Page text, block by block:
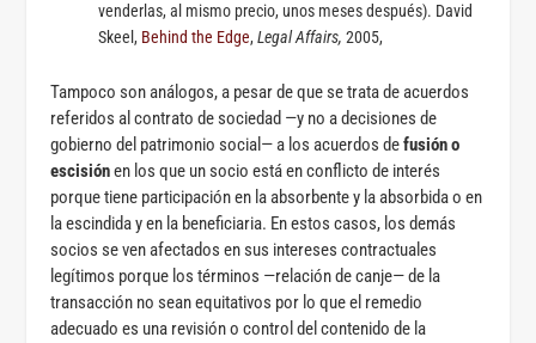
venderlas, al mismo precio, unos meses después). David
Skeel, Behind the Edge,Legal Affairs,2005,
Tampoco son análogos, a pesar de que se trata de acuerdos
referidos al contrato de sociedad —y no a decisiones de
gobierno del patrimonio social— a los acuerdos defusión o
escisiónen los que un socio está en conflicto de interés
porque tiene participación en la absorbente y la absorbida o en
la escindida y en la beneficiaria. En estos casos, los demás
socios se ven afectados en sus intereses contractuales
legítimos porque los términos —relación de canje— de la
transacción no sean equitativos por lo que el remedio
adecuado es una revisión o control del contenido de la